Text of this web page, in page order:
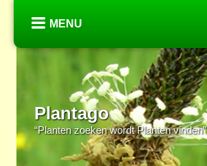
MENU
Plantago
“Planten zoeken wordt Planten vinden”